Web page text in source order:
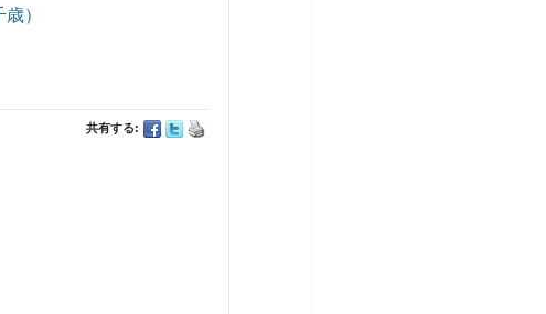
）
共有する: